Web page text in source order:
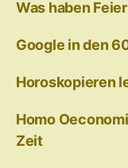
Was haben
Google in den
Horoskopieren
Homo
Zeit